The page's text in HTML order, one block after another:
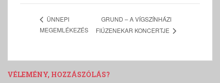
ÜNNEPI
MEGEMLÉKEZÉS
GRUND – A VÍGSZÍNHÁZI
FIÚZENEKAR KONCERTJE
VÉLEMÉNY, HOZZÁSZÓLÁS?